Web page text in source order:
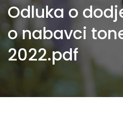
Odluka o
o nabavci
2022.pdf